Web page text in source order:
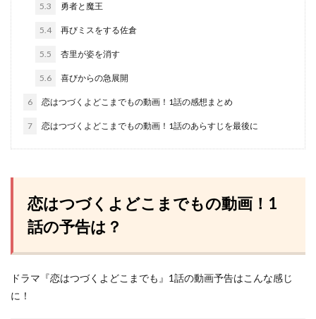
5.3 勇者と魔王
5.4 再びミスをする佐倉
5.5 杏里が姿を消す
5.6 喜びからの急展開
6 恋はつづくよどこまでもの動画！1話の感想まとめ
7 恋はつづくよどこまでもの動画！1話のあらすじを最後に
恋はつづくよどこまでもの動画！1
話の予告は？
ドラマ『恋はつづくよどこまでも』1話の動画予告はこんな感じ
に！